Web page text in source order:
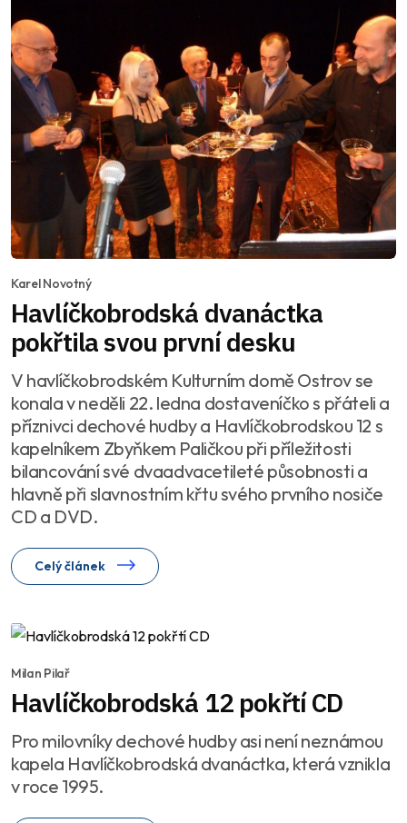
Karel Novotný
Havlíčkobrodská dvanáctka
pokřtila svou první desku
V havlíčkobrodském Kulturním domě Ostrov se
konala v neděli 22. ledna dostaveníčko s přáteli a
příznivci dechové hudby a Havlíčkobrodskou 12 s
kapelníkem Zbyňkem Paličkou při příležitosti
bilancování své dvaadvacetileté působnosti a
hlavně při slavnostním křtu svého prvního nosiče
CD a DVD.
Celý článek
Milan Pilař
Havlíčkobrodská 12 pokřtí CD
Pro milovníky dechové hudby asi není neznámou
kapela Havlíčkobrodská dvanáctka, která vznikla
v roce 1995.